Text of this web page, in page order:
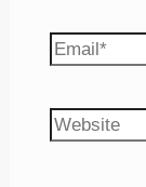
Email*
Website